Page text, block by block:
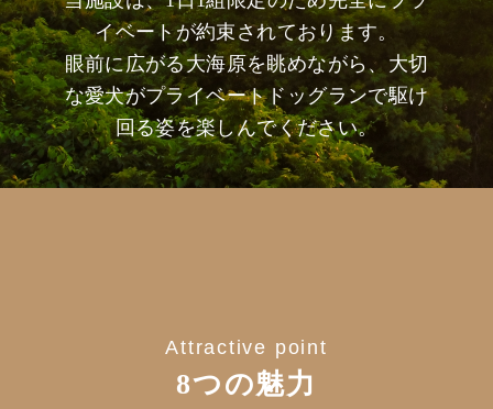
イベートが約束されております。
眼前に広がる大海原を眺めながら、大切
な愛犬がプライベートドッグランで駆け
回る姿を楽しんでください。
Attractive point
8つの魅力